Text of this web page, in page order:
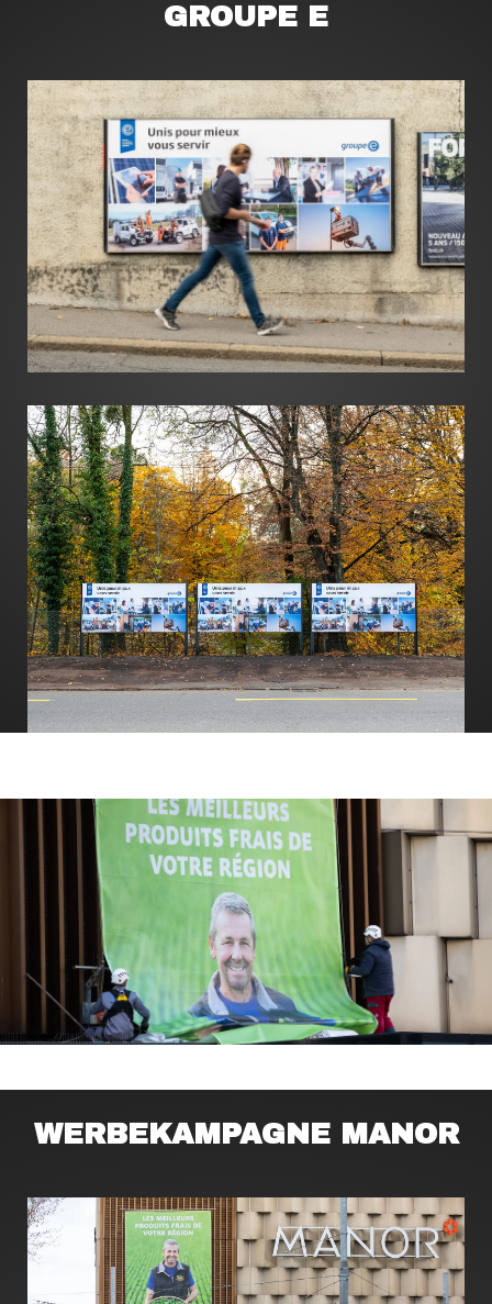
GROUPE E
WERBEKAMPAGNE MANOR